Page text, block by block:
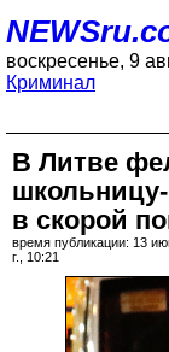
воскресенье, 9
Криминал
В Литве
школьницу-
в скорой
время публикации: 13
г., 10:21